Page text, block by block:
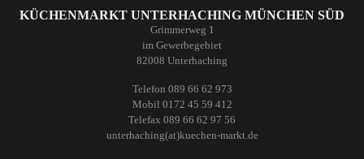
KÜCHENMARKT UNTERHACHING MÜNCHEN SÜD
Grimmerweg 1
im Gewerbegebiet
82008 Unterhaching
Telefon 089 66 62 973
Mobil 0172 45 59 412
Telefax 089 66 62 97 56
unterhaching(at)kuechen-markt.de